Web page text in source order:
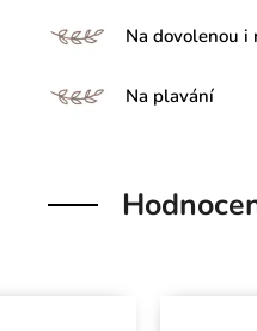
Na dovolenou i
Na plavání